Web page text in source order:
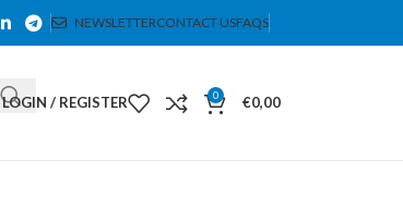
NEWSLETTERCONTACT USFAQS
LOGIN / REGISTER 0 €0,00